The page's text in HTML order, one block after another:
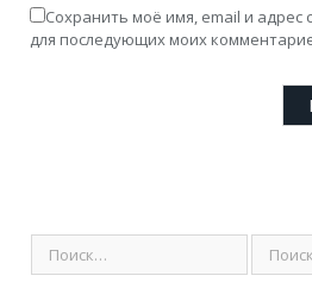
Сохранить моё имя, email и адрес
для последующих моих